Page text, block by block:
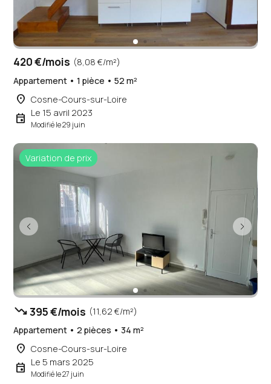
420 €/mois (8,08 €/m²)
Appartement • 1 pièce • 52 m²
place Cosne-Cours-sur-Loire
event Le 15 avril 2023
Modifié le 29 juin
Variation de prix
trending_down395 €/mois (11,62 €/m²)
Appartement • 2 pièces • 34 m²
place Cosne-Cours-sur-Loire
event Le 5 mars 2025
Modifié le 27 juin